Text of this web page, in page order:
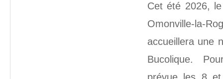
Cet été 2026,
Omonville-la-
accueillera une
Bucolique.